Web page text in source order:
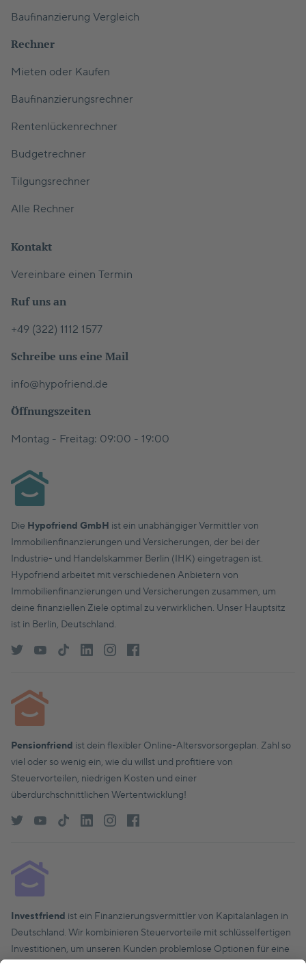
Baufinanzierung Vergleich
Rechner
Mieten oder Kaufen
Baufinanzierungsrechner
Rentenlückenrechner
Budgetrechner
Tilgungsrechner
Alle Rechner
Kontakt
Vereinbare einen Termin
Ruf uns an
+49 (322) 1112 1577
Schreibe uns eine Mail
info@hypofriend.de
Öffnungszeiten
Montag - Freitag: 09:00 - 19:00
Die Hypofriend GmbH ist ein unabhängiger Vermittler von
Immobilienfinanzierungen und Versicherungen, der bei der
Industrie- und Handelskammer Berlin (IHK) eingetragen ist.
Hypofriend arbeitet mit verschiedenen Anbietern von
Immobilienfinanzierungen und Versicherungen zusammen, um
deine finanziellen Ziele optimal zu verwirklichen. Unser Hauptsitz
ist in Berlin, Deutschland.
Pensionfriend ist dein flexibler Online-Altersvorsorgeplan. Zahl so
viel oder so wenig ein, wie du willst und profitiere von
Steuervorteilen, niedrigen Kosten und einer
überdurchschnittlichen Wertentwicklung!
Investfriend ist ein Finanzierungsvermittler von Kapitalanlagen in
Deutschland. Wir kombinieren Steuervorteile mit schlüsselfertigen
Investitionen, um unseren Kunden problemlose Optionen für eine